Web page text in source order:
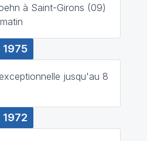
à Saint-Girons (09)
1975
jusqu'au 8
1972